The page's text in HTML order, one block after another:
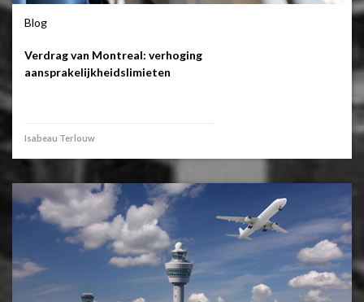
Blog
Verdrag van Montreal: verhoging
aansprakelijkheidslimieten
Isabeau Terlouw